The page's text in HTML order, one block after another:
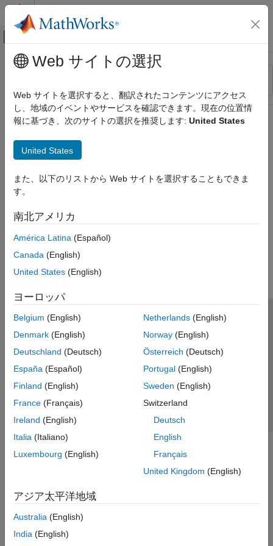
コンテンツへスキップ
オフキャンバス ナビゲーション メ
リソース
ステータス
メインコンテンツ
Web サイトの選択
Web サイトを選択すると、翻訳されたコンテンツにアクセス
し、地域のイベントやサービスを確認できます。現在の位置情
報に基づき、次のサイトの選択を推奨します: United States
United States
また、以下のリストから Web サイトを選択することもできま
す。
南北アメリカ
América Latina (Español)
Canada (English)
United States (English)
ヨーロッパ
Belgium (English)
Denmark (English)
Deutschland (Deutsch)
España (Español)
Finland (English)
France (Français)
Ireland (English)
Italia (Italiano)
Luxembourg (English)
Netherlands(English)
Norway(English)
Österreich (Deutsch)
Portugal(English)
Sweden (English)
Switzerland
Deutsch
English
Français
United Kingdom (English)
アジア太平洋地域
Australia (English)
India (English)
トラストセンター
プライバシー ポリシー
違法コピー防止
アプリケーション ステータス
© 1994-2026 The MathWorks, Inc.